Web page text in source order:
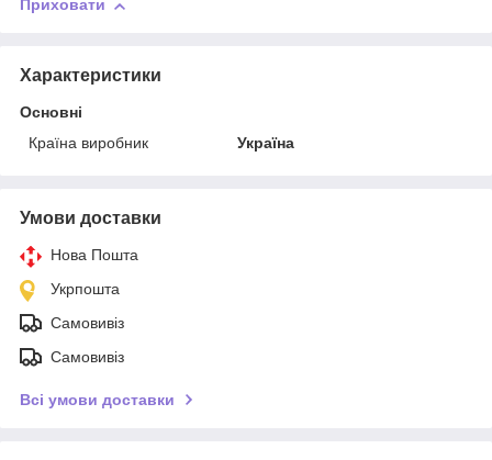
Приховати
Характеристики
Основні
Країна виробник
Україна
Умови доставки
Нова Пошта
Укрпошта
Самовивіз
Самовивіз
Всі умови доставки